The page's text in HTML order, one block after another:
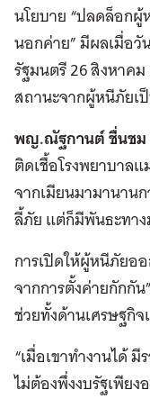
นโยบาย “ปลดล็อกผู้
นอกค่าย” มีผลเมื่อ
รัฐมนตรี 26 สิงหาค
สถานะจากผู้หนีภัยเ
พญ.ณัฐกานต์ ชื่นชม
ติดเชื้อโรงพยาบาล
จากเมียนมามานาน
ลี้ภัย แต่ก็มีพันธะทา
การเปิดให้ผู้หนีภัยอ
จากการตั้งค่ายกักกัน
ช่วยทั้งด้านเศรษฐกิ
“เมื่อเขาทำงานได้
ไม่ต้องพึ่งงบรัฐเพีย